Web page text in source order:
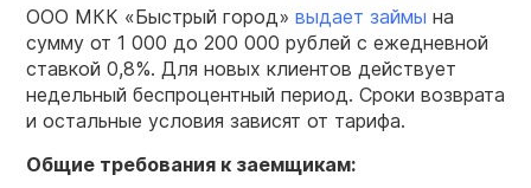
ООО МКК «Быстрый город» выдает займы на
сумму от 1 000 до 200 000 рублей с ежедневной
ставкой 0,8%. Для новых клиентов действует
недельный беспроцентный период. Сроки возврата
и остальные условия зависят от тарифа.
Общие требования к заемщикам: